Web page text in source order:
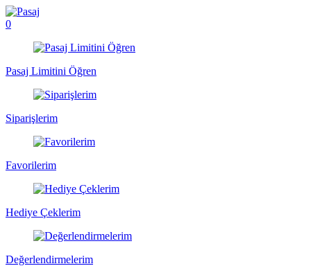
0
Pasaj Limitini Öğren
Siparişlerim
Favorilerim
Hediye Çeklerim
Değerlendirmelerim